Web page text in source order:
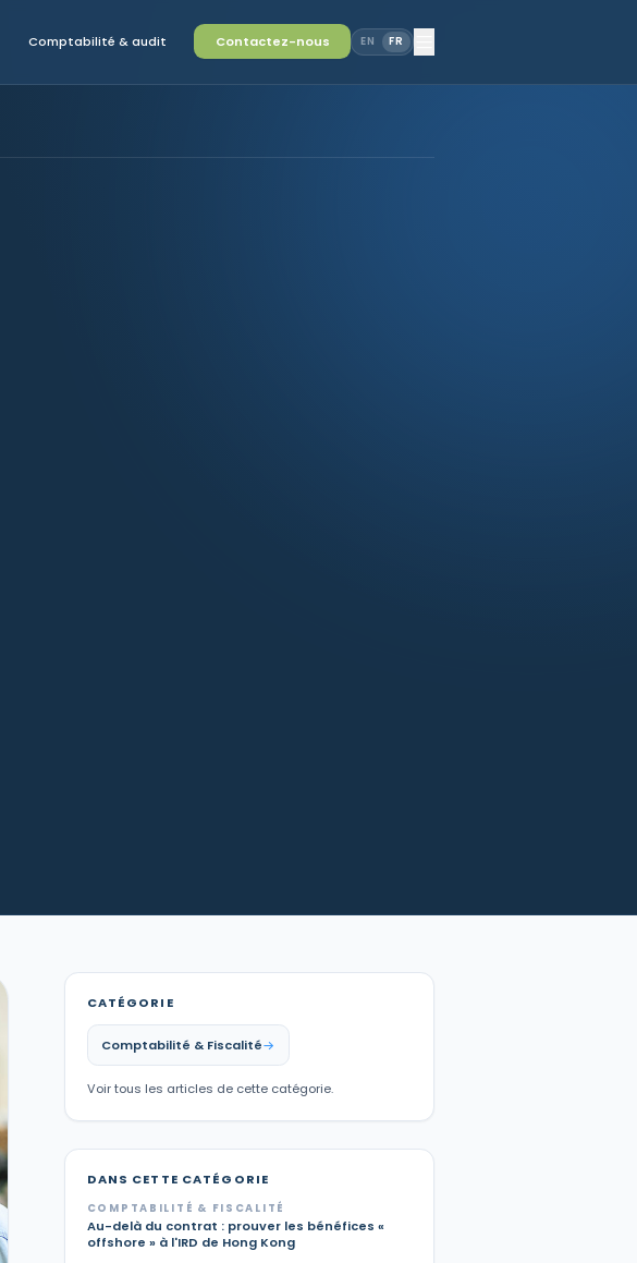
Comptabilité & audit Contactez-nous EN FR
CATÉGORIE
Comptabilité & Fiscalité
Voir tous les articles de cette catégorie.
DANS CETTE CATÉGORIE
COMPTABILITÉ & FISCALITÉ
Au-delà du contrat : prouver les bénéfices «
offshore » à l'IRD de Hong Kong